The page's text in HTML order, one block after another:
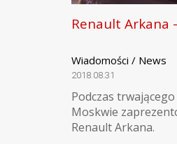
Renault Arkana
Wiadomości / News
2018.08.31
Podczas
Moskwie
Renault Arkana.